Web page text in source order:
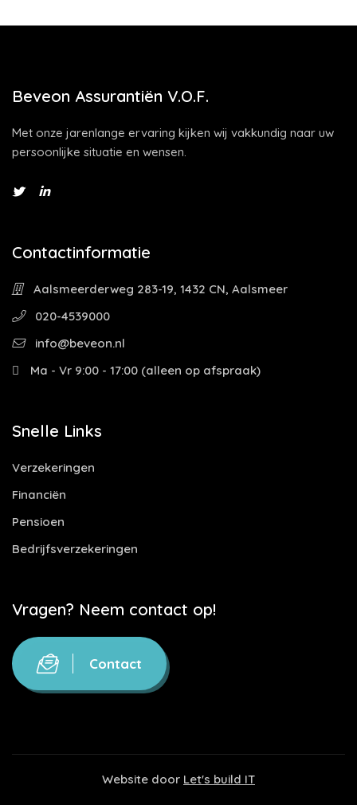
Beveon Assurantiën V.O.F.
Met onze jarenlange ervaring kijken wij vakkundig naar uw
persoonlijke situatie en wensen.
Contactinformatie
Aalsmeerderweg 283-19, 1432 CN, Aalsmeer
020-4539000
info@beveon.nl
Ma - Vr 9:00 - 17:00 (alleen op afspraak)
Snelle Links
Verzekeringen
Financiën
Pensioen
Bedrijfsverzekeringen
Vragen? Neem contact op!
Contact
Website door Let's build IT